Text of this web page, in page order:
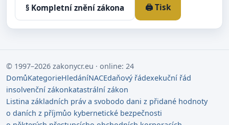
§ Kompletní znění zákona 🖨️ Tisk
© 1997–2026 zakonycr.eu · online: 24
DomůKategorieHledáníNACEdaňový řádexekuční řád
insolvenční zákonkatastrální zákon
Listina základních práv a svobodo dani z přidané hodnoty
o daních z příjmůo kybernetické bezpečnosti